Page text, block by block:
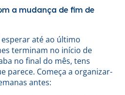
a mudança de fim de
até ao último
terminam no início de
no final do mês, tens
parece. Começa a organizar-
antes: